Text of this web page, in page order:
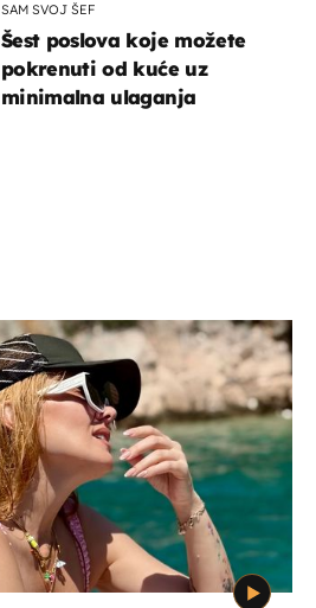
SAM SVOJ ŠEF
Šest poslova koje možete
pokrenuti od kuće uz
minimalna ulaganja